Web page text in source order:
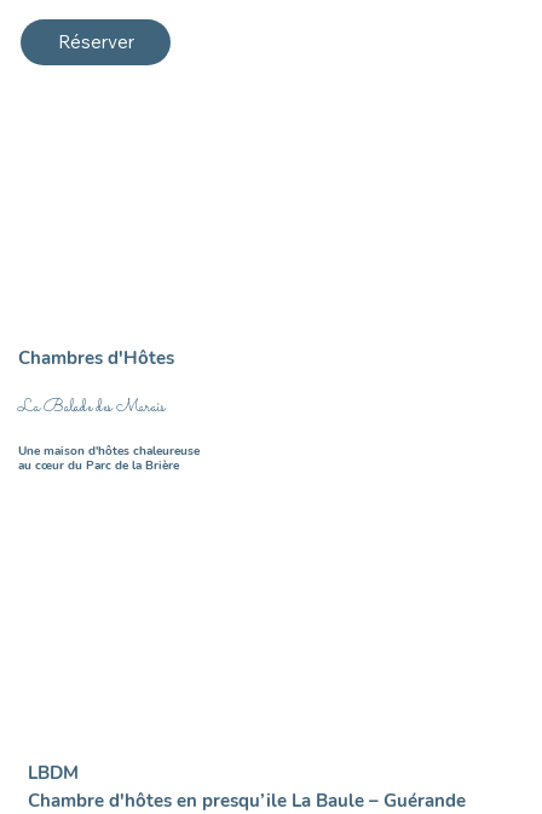
Réserver
Chambres d'Hôtes
La Balade des Marais
Une maison d'hôtes chaleureuse
au cœur du Parc de la Brière
LBDM
Chambre d'hôtes en presqu’ile La Baule – Guérande